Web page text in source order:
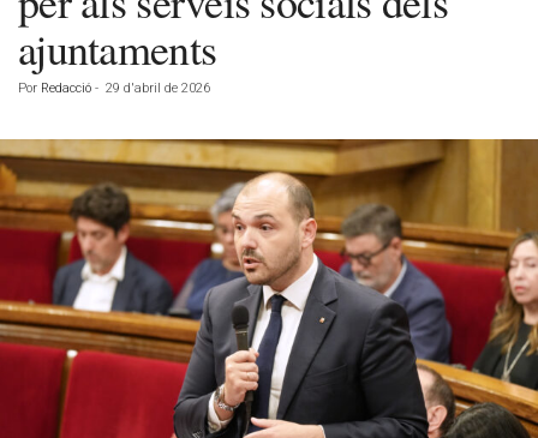
ajuntaments
Por Redacció - 29 d'abril de 2026